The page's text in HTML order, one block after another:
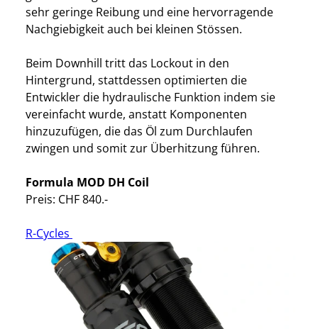
sehr geringe Reibung und eine hervorragende
Nachgiebigkeit auch bei kleinen Stössen.
Beim Downhill tritt das Lockout in den
Hintergrund, stattdessen optimierten die
Entwickler die hydraulische Funktion indem sie
vereinfacht wurde, anstatt Komponenten
hinzuzufügen, die das Öl zum Durchlaufen
zwingen und somit zur Überhitzung führen.
Formula MOD DH Coil
Preis: CHF 840.-
R-Cycles